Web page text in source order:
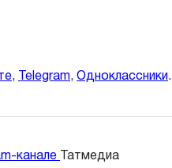
, Telegram, Одноклассники.
канале Татмедиа